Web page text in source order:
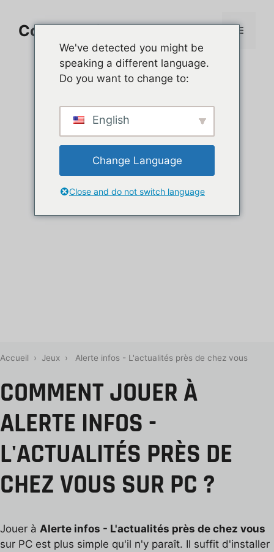
contenuComment jouer sur PC Menu
Accueil › Jeux › Alerte infos - L'actualités près de chez vous
COMMENT JOUER À
ALERTE INFOS -
L'ACTUALITÉS PRÈS DE
CHEZ VOUS SUR PC ?
Jouer à Alerte infos - L'actualités près de chez vous
sur PC est plus simple qu'il n'y paraît. Il suffit d'installer
We've detected you might be
speaking a different language.
Do you want to change to:
English
Change Language
Close and do not switch language